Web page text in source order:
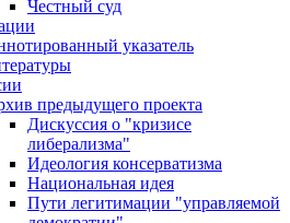
Честный суд
указатель
предыдущего проекта
Дискуссия о "кризисе
либерализма"
Идеология консерватизма
Национальная идея
Пути легитимации "управляемой